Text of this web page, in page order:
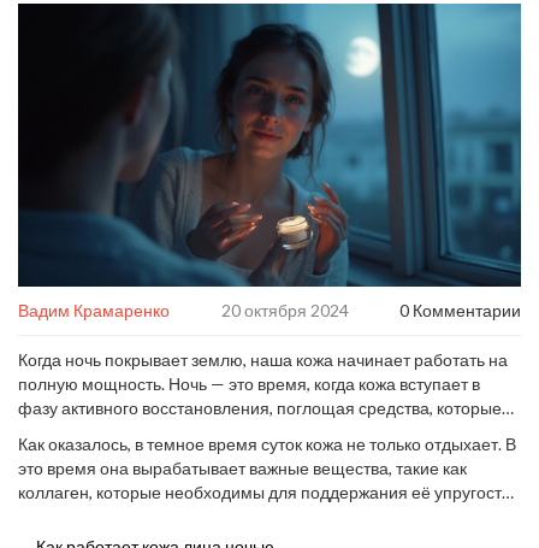
Вадим Крамаренко 20 октября 2024 0 Комментарии
Когда ночь покрывает землю, наша кожа начинает работать на
полную мощность. Ночь — это время, когда кожа вступает в
фазу активного восстановления, поглощая средства, которые
противодействовать повреждению от дневного стресса и
ультрафиолетовых лучей.
Как оказалось, в темное время суток кожа не только отдыхает. В
это время она вырабатывает важные вещества, такие как
коллаген, которые необходимы для поддержания её упругости
регенерации, который помогает уменьшать тонкие линии и